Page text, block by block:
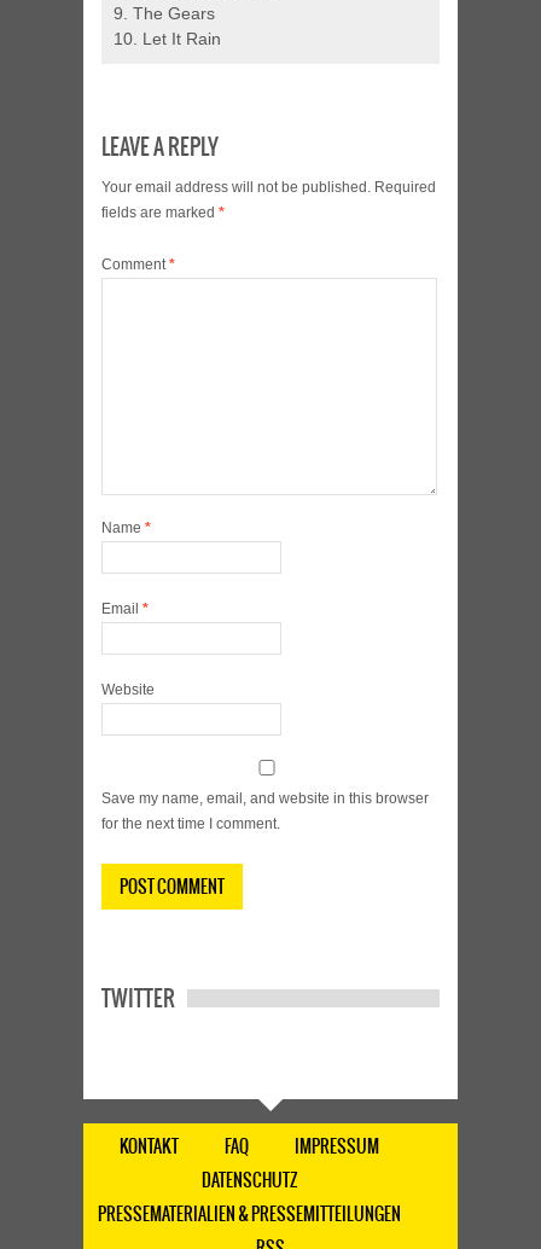
9. The Gears
10. Let It Rain
LEAVE A REPLY
Your email address will not be published. Required
fields are marked *
Comment*
Name *
Email *
Website
Save my name, email, and website in this browser
for the next time I comment.
TWITTER
KONTAKT FAQ
IMPRESSUM
DATENSCHUTZ
PRESSEMATERIALIEN & PRESSEMITTEILUNGEN